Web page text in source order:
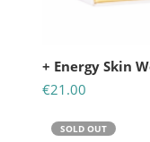
+ Energy Skin
€21.00
SOLD OUT